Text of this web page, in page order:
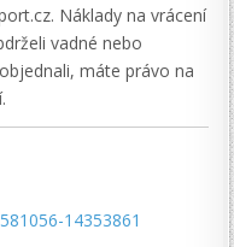
Náklady na vrácení
vadné nebo
máte právo na
14353861